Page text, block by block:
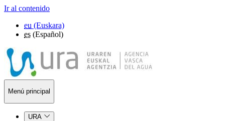
Ir al contenido
eu (Euskara)
es (Español)
Menú principal
URA